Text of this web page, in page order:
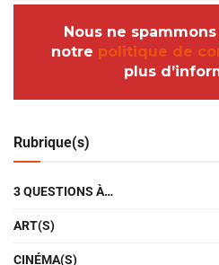
Nous ne
notre politique de
plus
Rubrique(s)
3 QUESTIONS À…
ART(S)
CINÉMA(S)